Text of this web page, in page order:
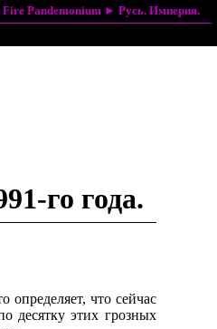
Pandemonium ►Русь. Империя.
го года.
что сейчас
десятку этих грозных